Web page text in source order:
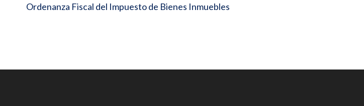
Ordenanza Fiscal del Impuesto de Bienes Inmuebles